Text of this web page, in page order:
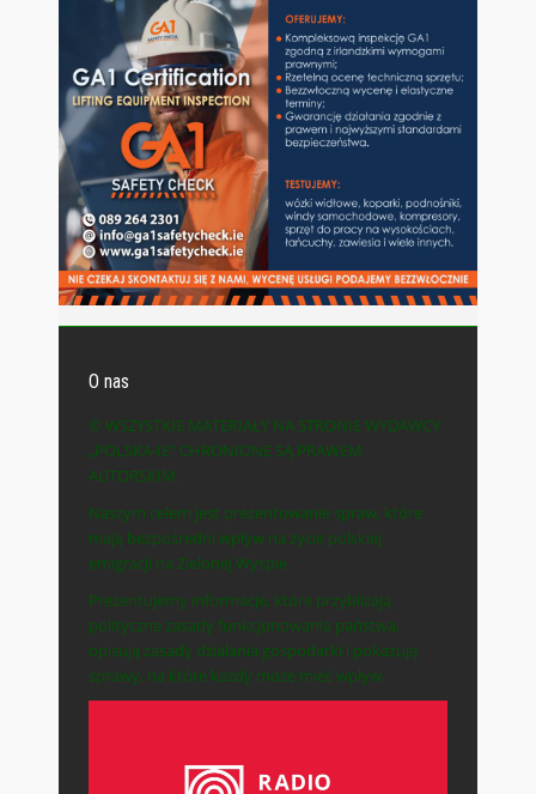
O nas
© WSZYSTKIE MATERIAŁY NA STRONIE WYDAWCY
„POLSKA-IE” CHRONIONE SĄ PRAWEM
AUTORSKIM.
Naszym celem jest prezentowanie spraw, które
mają bezpośredni wpływ na życie polskiej
emigracji na Zielonej Wyspie.
Prezentujemy informacje, które przybliżają
polityczne zasady funkcjonowania państwa,
opisują zasady działania gospodarki i pokazują
sprawy, na które każdy może mieć wpływ.